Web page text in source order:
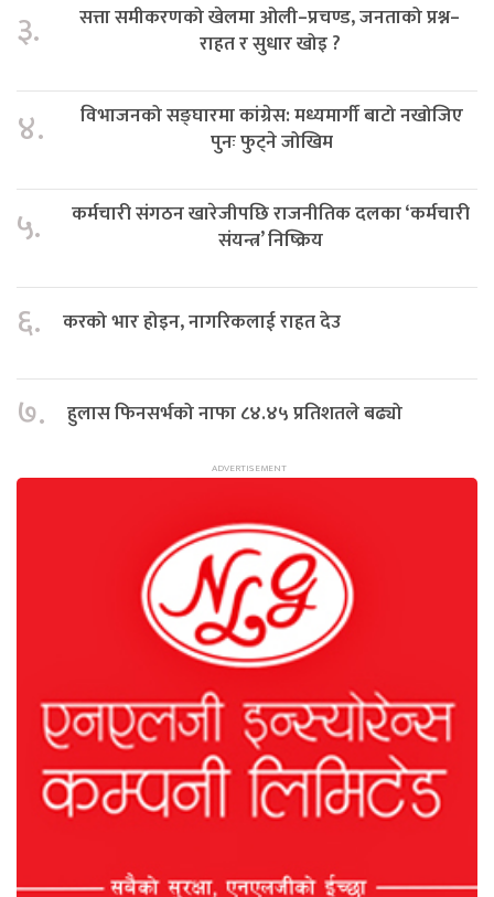
३.
सत्ता समीकरणको खेलमा ओली–प्रचण्ड, जनताको प्रश्न–
राहत र सुधार खोइ ?
४.
विभाजनको सङ्घारमा कांग्रेस: मध्यमार्गी बाटो नखोजिए
पुनः फुट्ने जोखिम
५.
कर्मचारी संगठन खारेजीपछि राजनीतिक दलका ‘कर्मचारी
संयन्त्र’ निष्क्रिय
६. करको भार होइन, नागरिकलाई राहत देउ
७. हुलास फिनसर्भको नाफा ८४.४५ प्रतिशतले बढ्यो